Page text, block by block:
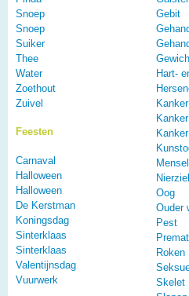
Snoep
Snoep
Suiker
Thee
Water
Zoethout
Zuivel
Feesten
Carnaval
Halloween
Halloween
De Kerstman
Koningsdag
Sinterklaas
Sinterklaas
Valentijnsdag
Vuurwerk
Gebit
Hart-
Kanker
Kanker
Oog
Ouder
Pest
Roken
Skelet